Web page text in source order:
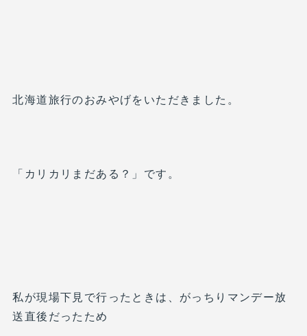
北海道旅行のおみやげをいただきました。
「カリカリまだある？」です。
私が現場下見で行ったときは、がっちりマンデー放
送直後だったため